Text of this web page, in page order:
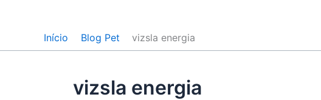
Início Blog Pet vizsla energia
vizsla energia